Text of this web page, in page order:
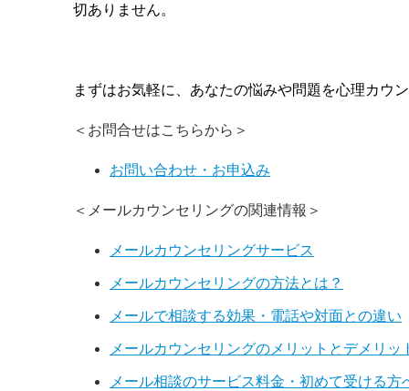
切ありません。
まずはお気軽に、あなたの悩みや問題を心理カウ
＜お問合せはこちらから＞
お問い合わせ・お申込み
＜メールカウンセリングの関連情報＞
メールカウンセリングサービス
メールカウンセリングの方法とは？
メールで相談する効果・電話や対面との違い
メールカウンセリングのメリットとデメリッ
メール相談のサービス料金・初めて受ける方